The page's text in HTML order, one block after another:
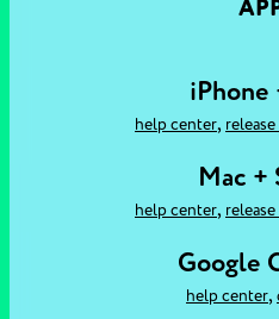
iPhone
help center,
Mac +
help center,
Google
help center,